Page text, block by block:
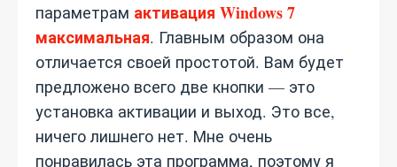
параметрам активация Windows 7
максимальная. Главным образом она
отличается своей простотой. Вам будет
предложено всего две кнопки — это
установка активации и выход. Это все,
ничего лишнего нет. Мне очень
понравилась эта программа, поэтому я